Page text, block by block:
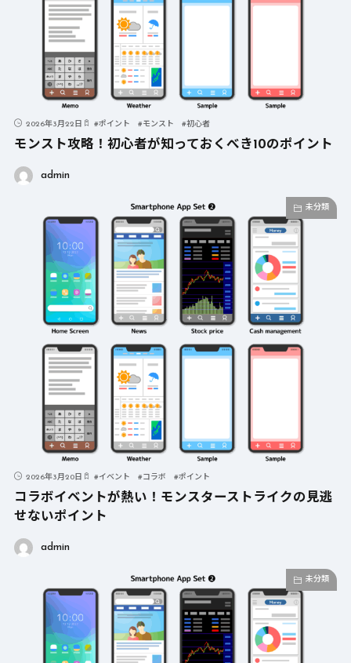
2026年3月22日 #ポイント #モンスト #初心者
モンスト攻略！初心者が知っておくべき10のポイント
admin
未分類
2026年3月20日 #イベント #コラボ #ポイント
コラボイベントが熱い！モンスターストライクの見逃
せないポイント
admin
未分類